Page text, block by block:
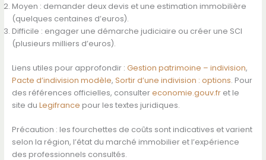
Moyen : demander deux devis et une estimation immobilière
(quelques centaines d’euros).
Difficile : engager une démarche judiciaire ou créer une SCI
(plusieurs milliers d’euros).
Liens utiles pour approfondir : Gestion patrimoine – indivision,
Pacte d’indivision modèle, Sortir d’une indivision : options. Pour
des références officielles, consultereconomie.gouv.fret le
site du Legifrance pour les textes juridiques.
Précaution : les fourchettes de coûts sont indicatives et varient
selon la région, l’état du marché immobilier et l’expérience
des professionnels consultés.